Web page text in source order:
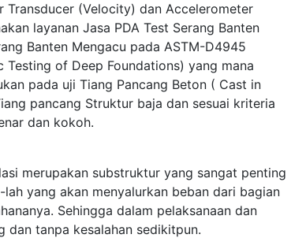
(Velocity) dan Accelerometer
layanan Jasa PDA Test Serang Banten
Banten Mengacu pada ASTM-D4945
of Deep Foundations) yang mana
pada uji Tiang Pancang Beton ( Cast in
pancang Struktur baja dan sesuai kriteria
dan kokoh.
merupakan substruktur yang sangat penting
yang akan menyalurkan beban dari bagian
Sehingga dalam pelaksanaan dan
dan tanpa kesalahan sedikitpun.